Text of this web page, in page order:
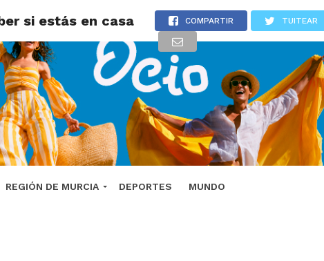
REGIÓN DE MURCIA DEPORTES MUNDO
si estás en casa COMPARTIR TUITEAR